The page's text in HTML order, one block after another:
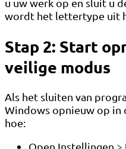
u uw werk op en sluit u
wordt het lettertype uit
Stap 2: Start
veilige modus
Als het sluiten van
Windows opnieuw op in
hoe:
Open Instellingen